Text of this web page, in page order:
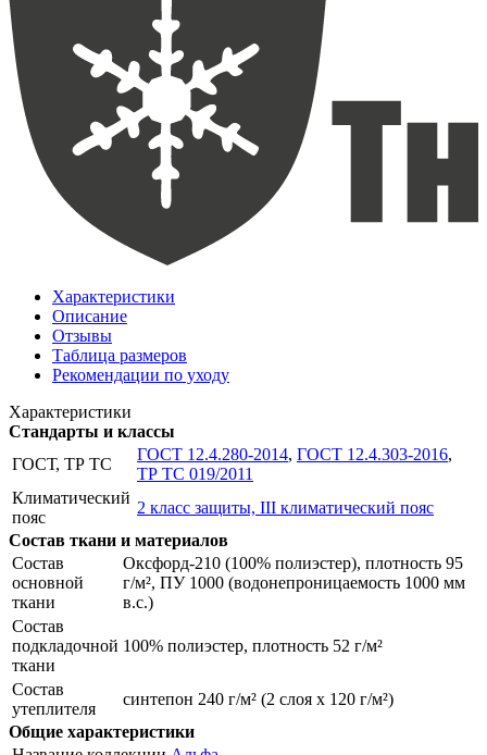
Характеристики
Описание
Отзывы
Таблица размеров
Рекомендации по уходу
Характеристики
Стандарты и классы
ГОСТ, ТР ТС
ГОСТ 12.4.280-2014, ГОСТ 12.4.303-2016,
ТР ТС 019/2011
Климатический
пояс
2 класс защиты, III климатический пояс
Состав ткани и материалов
Состав
основной
ткани
Оксфорд-210 (100% полиэстер), плотность 95
г/м², ПУ 1000 (водонепроницаемость 1000 мм
в.с.)
Состав
подкладочной
ткани
100% полиэстер, плотность 52 г/м²
Состав
утеплителя
синтепон 240 г/м² (2 слоя х 120 г/м²)
Общие характеристики